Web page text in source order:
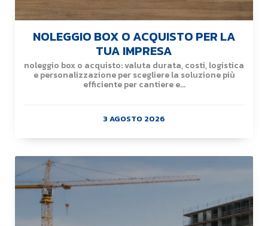
NOLEGGIO BOX O ACQUISTO PER LA
TUA IMPRESA
noleggio box o acquisto: valuta durata, costi, logistica
e personalizzazione per scegliere la soluzione più
efficiente per cantiere e...
3 AGOSTO 2026